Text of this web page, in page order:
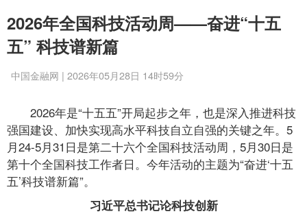
2026年全国科技活动周——奋进“十五
五” 科技谱新篇
中国金融网 | 2026年05月28日 14时59分
2026年是“十五五”开局起步之年，也是深入推进科技
强国建设、加快实现高水平科技自立自强的关键之年。5
月24-5月31日是第二十六个全国科技活动周，5月30日是
第十个全国科技工作者日。今年活动的主题为“奋进‘十五
五’科技谱新篇”。
习近平总书记论科技创新